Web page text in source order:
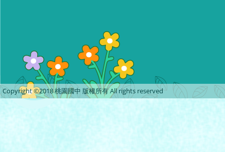
Copyright ©2018 桃園國中 版權所有 All rights reserved